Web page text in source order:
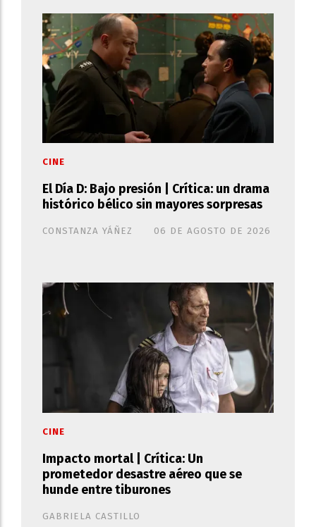
El Día D: Bajo presión | Crítica: un drama
histórico bélico sin mayores sorpresas
CONSTANZA YÁÑEZ
CINE
06 DE AGOSTO DE 2026
Impacto mortal | Crítica: Un
prometedor desastre aéreo que se
hunde entre tiburones
GABRIELA CASTILLO
CINE